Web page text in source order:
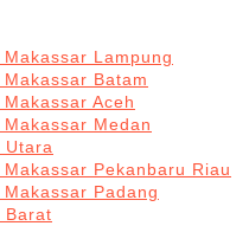
Lampung
Batam
Aceh
Medan
Utara
Makassar Pekanbaru Riau
Padang
Barat